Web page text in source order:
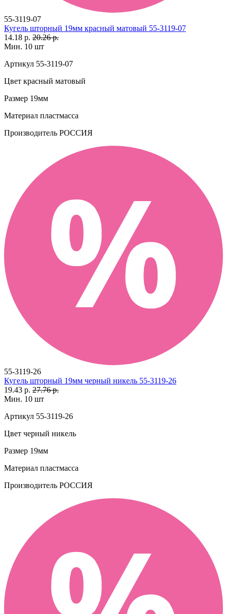
55-3119-07
Кугель шторный 19мм красный матовый 55-3119-07
14.18 р. 20.26 р.
Мин. 10 шт
Артикул 55-3119-07
Цвет красный матовый
Размер 19мм
Материал пластмасса
Производитель РОССИЯ
55-3119-26
Кугель шторный 19мм черный никель 55-3119-26
19.43 р. 27.76 р.
Мин. 10 шт
Артикул 55-3119-26
Цвет черный никель
Размер 19мм
Материал пластмасса
Производитель РОССИЯ